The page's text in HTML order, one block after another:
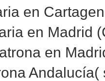
en
en Madrid
en